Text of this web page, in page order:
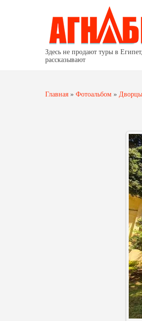
Здесь не продают туры в
рассказывают
Главная » Фотоальбом » Дворцы